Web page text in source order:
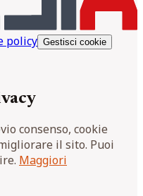
policy Gestisci cookie
consenso, cookie
il sito. Puoi
Maggiori